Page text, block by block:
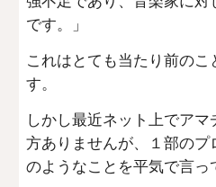
です。」
これはとても当たり前のこ
す。
しかし最近ネット上でア
方ありませんが、１部のプ
のようなことを平気で言っ